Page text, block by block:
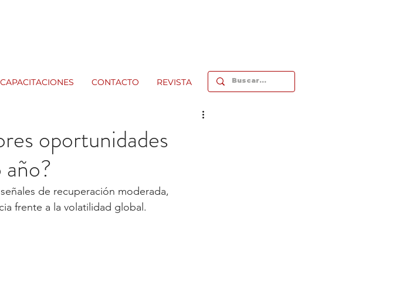
CAPACITACIONES CONTACTO REVISTA
oportunidades
de recuperación moderada,
frente a la volatilidad global.